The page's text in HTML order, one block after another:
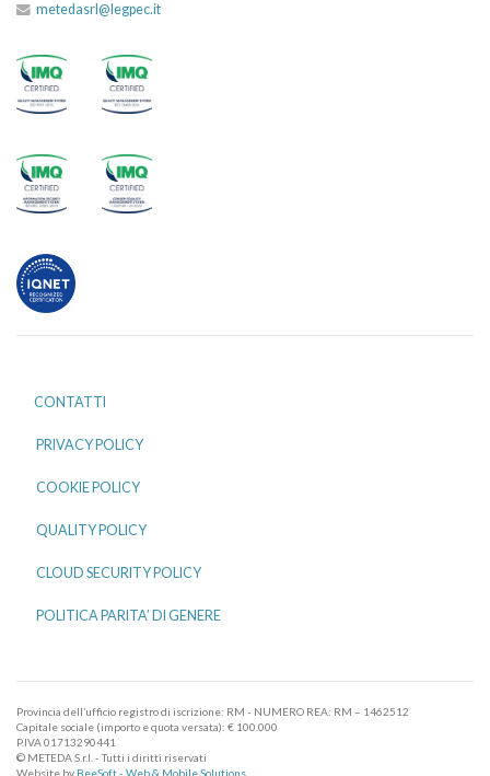
metedasrl@legpec.it
CONTATTI
PRIVACY POLICY
COOKIE POLICY
QUALITY POLICY
CLOUD SECURITY POLICY
POLITICA PARITA’ DI GENERE
Provincia dell’ufficio registro di iscrizione: RM - NUMERO REA: RM – 1462512
Capitale sociale (importo e quota versata): € 100.000
P.IVA 01713290441
© METEDA S.r.l. - Tutti i diritti riservati
Website by BeeSoft - Web & Mobile Solutions